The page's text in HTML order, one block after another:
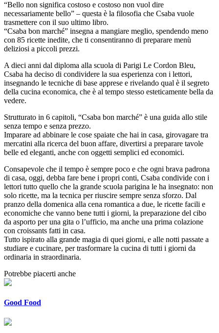
“Bello non significa costoso e costoso non vuol dire
necessariamente bello” – questa è la filosofia che Csaba vuole
trasmettere con il suo ultimo libro.
“Csaba bon marché” insegna a mangiare meglio, spendendo meno
con 85 ricette inedite, che ti consentiranno di preparare menù
deliziosi a piccoli prezzi.
A dieci anni dal diploma alla scuola di Parigi Le Cordon Bleu,
Csaba ha deciso di condividere la sua esperienza con i lettori,
insegnando le tecniche di base apprese e rivelando qual è il segreto
della cucina economica, che è al tempo stesso esteticamente bella da
vedere.
Strutturato in 6 capitoli, “Csaba bon marché” è una guida allo stile
senza tempo e senza prezzo.
Imparare ad abbinare le cose spaiate che hai in casa, girovagare tra
mercatini alla ricerca del buon affare, divertirsi a preparare tavole
belle ed eleganti, anche con oggetti semplici ed economici.
Consapevole che il tempo è sempre poco e che ogni brava padrona
di casa, oggi, debba fare bene i propri conti, Csaba condivide con i
lettori tutto quello che la grande scuola parigina le ha insegnato: non
solo ricette, ma la tecnica per riuscire sempre senza sforzo. Dal
pranzo della domenica alla cena romantica a due, le ricette facili e
economiche che vanno bene tutti i giorni, la preparazione del cibo
da asporto per una gita o l’ufficio, ma anche una prima colazione
con croissants fatti in casa.
Tutto ispirato alla grande magia di quei giorni, e alle notti passate a
studiare e cucinare, per trasformare la cucina di tutti i giorni da
ordinaria in straordinaria.
Potrebbe piacerti anche
Good Food